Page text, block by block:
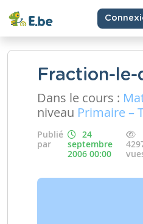
Fraction-le-
Dans le cours :
niveau Primaire –
Publié
par
24
septembre
2006 00:00